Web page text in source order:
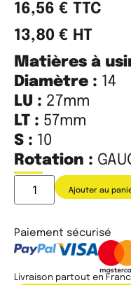
16,56 € TTC
13,80 € HT
Matières à
Diamètre : 14
LU : 27mm
LT : 57mm
S : 10
Rotation :
Ajouter au
Paiement sécurisé
Livraison partout en